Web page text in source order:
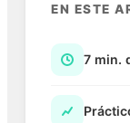
EN ESTE
7 min.